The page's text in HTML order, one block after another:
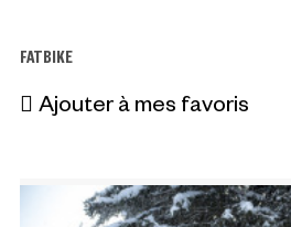
FATBIKE
Ajouter à mes favoris